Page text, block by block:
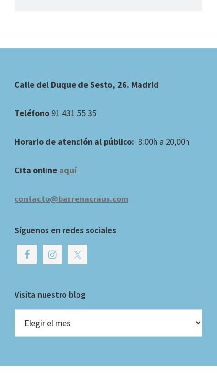
Footer
Calle del Duque de Sesto, 26. Madrid
Teléfono 91 431 55 35
Horario de atención al público: 8:00h a 20,00h
Cita online aquí
contacto@barrenacraus.com
Síguenos en redes sociales
Visita nuestro blog
nuestro